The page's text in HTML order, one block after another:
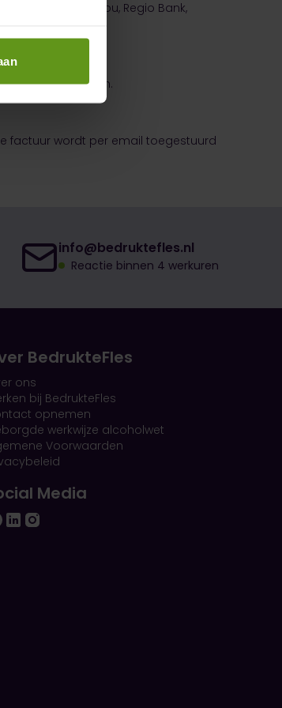
Knab, Moneyou, Regio Bank,
verbindingen.
factuur wordt per email toegestuurd
info@bedruktefles.nl
Reactie binnen 4 werkuren
BedrukteFles
ons
bij BedrukteFles
opnemen
werkwijze alcoholwet
Voorwaarden
Media